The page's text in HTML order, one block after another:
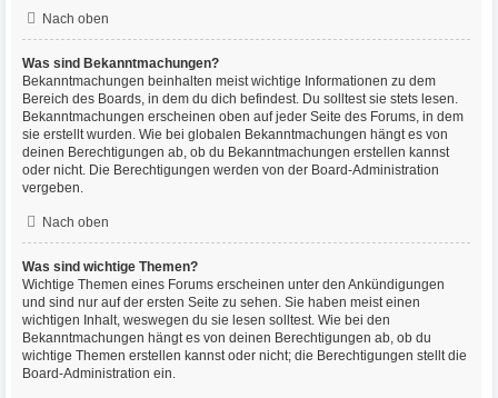
Nach oben
Was sind Bekanntmachungen?
Bekanntmachungen beinhalten meist wichtige Informationen zu dem
Bereich des Boards, in dem du dich befindest. Du solltest sie stets lesen.
Bekanntmachungen erscheinen oben auf jeder Seite des Forums, in dem
sie erstellt wurden. Wie bei globalen Bekanntmachungen hängt es von
deinen Berechtigungen ab, ob du Bekanntmachungen erstellen kannst
oder nicht. Die Berechtigungen werden von der Board-Administration
vergeben.
Nach oben
Was sind wichtige Themen?
Wichtige Themen eines Forums erscheinen unter den Ankündigungen
und sind nur auf der ersten Seite zu sehen. Sie haben meist einen
wichtigen Inhalt, weswegen du sie lesen solltest. Wie bei den
Bekanntmachungen hängt es von deinen Berechtigungen ab, ob du
wichtige Themen erstellen kannst oder nicht; die Berechtigungen stellt die
Board-Administration ein.